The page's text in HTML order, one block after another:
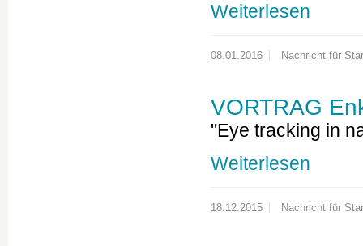
Weiterlesen
08.01.2016 Nachricht für
VORTRAG
"Eye tracking in
Weiterlesen
18.12.2015 Nachricht für